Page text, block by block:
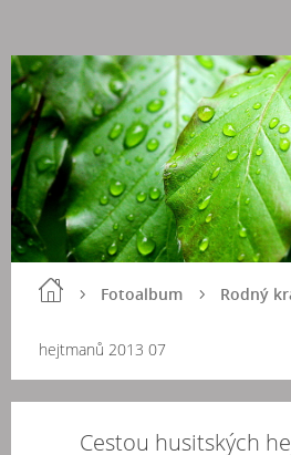
Fotoalbum Rodný
hejtmanů 2013 07
Cestou husitských